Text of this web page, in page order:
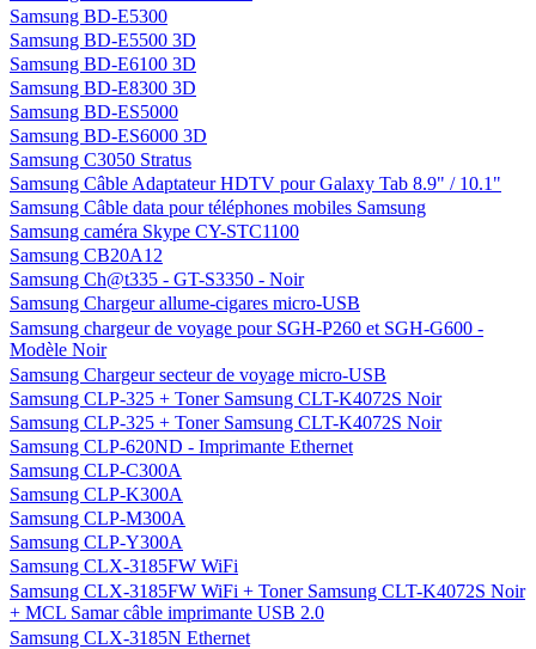
Samsung BD-E5300
Samsung BD-E5500 3D
Samsung BD-E6100 3D
Samsung BD-E8300 3D
Samsung BD-ES5000
Samsung BD-ES6000 3D
Samsung C3050 Stratus
Samsung Câble Adaptateur HDTV pour Galaxy Tab 8.9" / 10.1"
Samsung Câble data pour téléphones mobiles Samsung
Samsung caméra Skype CY-STC1100
Samsung CB20A12
Samsung Ch@t335 - GT-S3350 - Noir
Samsung Chargeur allume-cigares micro-USB
Samsung chargeur de voyage pour SGH-P260 et SGH-G600 -
Modèle Noir
Samsung Chargeur secteur de voyage micro-USB
Samsung CLP-325 + Toner Samsung CLT-K4072S Noir
Samsung CLP-325 + Toner Samsung CLT-K4072S Noir
Samsung CLP-620ND - Imprimante Ethernet
Samsung CLP-C300A
Samsung CLP-K300A
Samsung CLP-M300A
Samsung CLP-Y300A
Samsung CLX-3185FW WiFi
Samsung CLX-3185FW WiFi + Toner Samsung CLT-K4072S Noir
+ MCL Samar câble imprimante USB 2.0
Samsung CLX-3185N Ethernet